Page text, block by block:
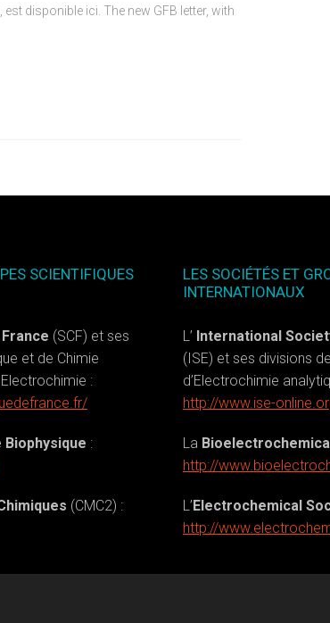
est disponible ici. The new GFB letter, with
SCIENTIFIQUES
(SCF) et ses
et de Chimie
:
:
(CMC2) :
LES SOCIÉTÉS ET
INTERNATIONAUX
L’ International
(ISE) et ses divisions
d’Electrochimie
http://www.ise-
La
http://
L’Electrochemical
http://